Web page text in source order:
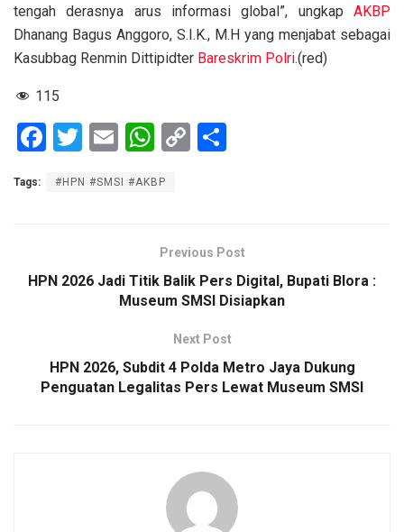
tengah derasnya arus informasi global”, ungkap AKBP
Dhanang Bagus Anggoro, S.I.K., M.H yang menjabat sebagai
Kasubbag Renmin Dittipidter Bareskrim Polri.(red)
115
F
ce
o
T
tt
E
ail
W
at
A
p
p
C
n
k
Tags: #HPN #SMSI #AKBP
Previous Post
HPN 2026 Jadi Titik Balik Pers Digital, Bupati Blora :
Museum SMSI Disiapkan
Next Post
HPN 2026, Subdit 4 Polda Metro Jaya Dukung
Penguatan Legalitas Pers Lewat Museum SMSI